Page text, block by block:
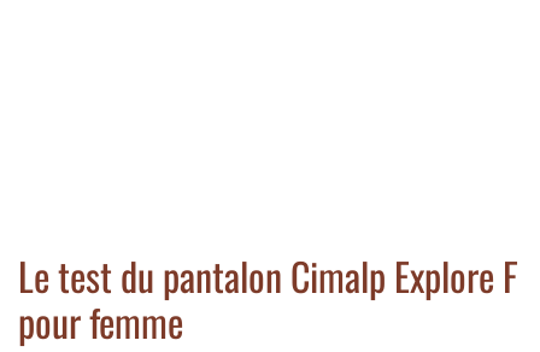
Le test du pantalon Cimalp Explore F
pour femme